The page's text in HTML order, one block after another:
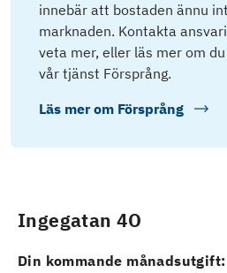
innebär att bostaden ännu
marknaden. Kontakta
veta mer, eller läs mer om
vår tjänst Försprång.
Läs mer om Försprång
Ingegatan 4O
Din kommande månadsutgift: